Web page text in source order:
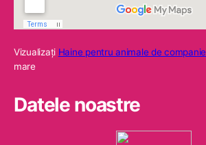
Vizualizaţi Haine pentru animale de companie
mare
Datele noastre